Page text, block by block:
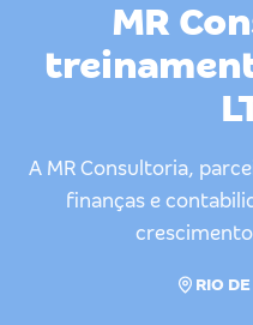
MR
A MR Consultoria,
finanças e
RIO